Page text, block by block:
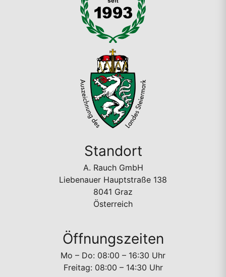
Standort
A. Rauch GmbH
Liebenauer Hauptstraße 138
8041 Graz
Österreich
Öffnungszeiten
Mo – Do: 08:00 – 16:30 Uhr
Freitag: 08:00 – 14:30 Uhr